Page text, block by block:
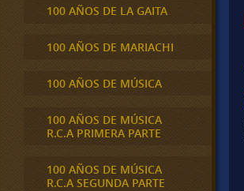
100 AÑOS DE LA GAITA
100 AÑOS DE MARIACHI
100 AÑOS DE MÚSICA
100 AÑOS DE MÚSICA
R.C.A PRIMERA PARTE
100 AÑOS DE MÚSICA
R.C.A SEGUNDA PARTE